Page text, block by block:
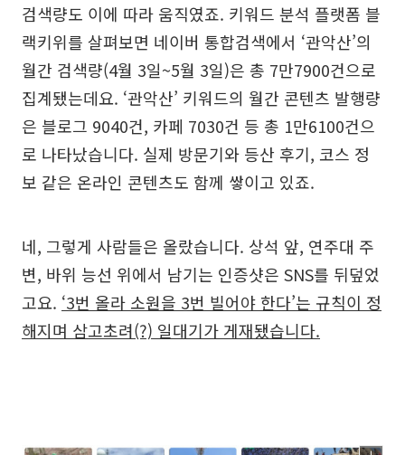
검색량도 이에 따라 움직였죠. 키워드 분석 플랫폼 블
랙키위를 살펴보면 네이버 통합검색에서 ‘관악산’의
월간 검색량(4월 3일~5월 3일)은 총 7만7900건으로
집계됐는데요. ‘관악산’ 키워드의 월간 콘텐츠 발행량
은 블로그 9040건, 카페 7030건 등 총 1만6100건으
로 나타났습니다. 실제 방문기와 등산 후기, 코스 정
보 같은 온라인 콘텐츠도 함께 쌓이고 있죠.
네, 그렇게 사람들은 올랐습니다. 상석 앞, 연주대 주
변, 바위 능선 위에서 남기는 인증샷은 SNS를 뒤덮었
고요. ‘3번 올라 소원을 3번 빌어야 한다’는 규칙이 정
해지며 삼고초려(?) 일대기가 게재됐습니다.